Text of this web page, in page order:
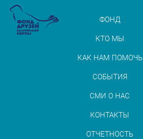
ФОНД
КТО МЫ
КАК НАМ ПОМОЧЬ
СОБЫТИЯ
СМИ О НАС
КОНТАКТЫ
ОТЧЕТНОСТЬ